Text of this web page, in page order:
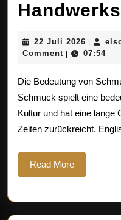
22 Juli 2026 22
Juli
Comment
07:54
Die Bedeutung von
Schmuck spielt eine
Kultur und hat eine lange
Zeiten zurückreicht.
Read MoreRead
More